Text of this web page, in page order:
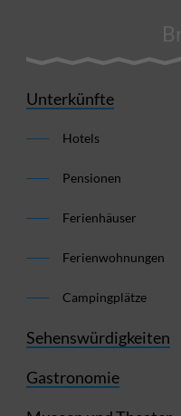
Unterkünfte
Hotels
Pensionen
Ferienhäuser
Ferienwohnungen
Campingplätze
Sehenswürdigkeiten
Gastronomie